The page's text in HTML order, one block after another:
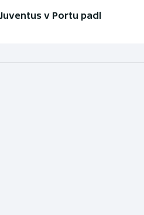
v Portu padl